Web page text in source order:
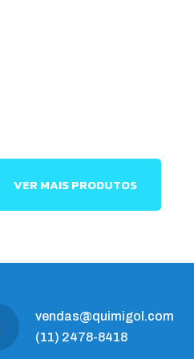
VER MAIS PRODUTOS
vendas@quimigol.com
(11) 2478-8418